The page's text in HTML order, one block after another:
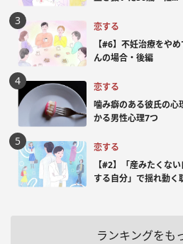
恋する
【#6】不妊治療をや
んの場合・後編
恋する
噛み癖のある彼氏の心
かる男性心理7つ
恋する
【#2】「産みたくな
する自分」で揺れ動く
ランキングをも